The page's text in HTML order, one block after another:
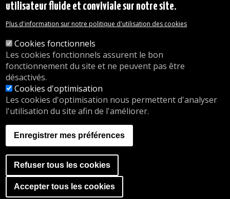
Les services de l'administration
Organigramme
© 2026 Commune d'Auderghem
Rue Emile Idiers 12 - 1160 Auderghem
Tel. : 02/676.48.11.
Nos heures d'ouverture
Inscriptions en crèche
nous.auderghem.be
Activités parascolaires
Faire du sport
A website by
Orange Business
utilisateur fluide et conviviale sur notre site.
Plus d'information sur notre politique d'utilisation des cookies
Cookies fonctionnels
Les cookies fonctionnels assurent le bon
fonctionnement du site et ne peuvent pas être
désactivés.
Cookies d'optimisation
Les cookies d'optimisation nous permettent d'analyser
l'utilisation du site afin de l'améliorer.
Enregistrer mes préférences
Refuser tous les cookies
Accepter tous les cookies